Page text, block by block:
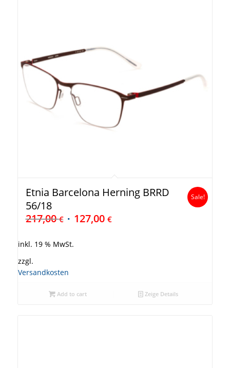
Etnia Barcelona Herning BRRD
56/18
217,00€ 127,00 €
Sale!
inkl. 19 % MwSt.
zzgl.
Versandkosten
Add to cart Zeige Details